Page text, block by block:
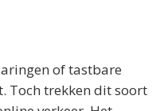
of tastbare
Toch trekken dit soort